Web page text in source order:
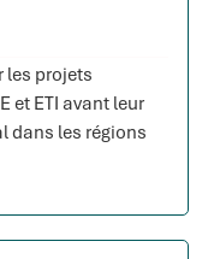
les projets
et ETI avant leur
dans les régions